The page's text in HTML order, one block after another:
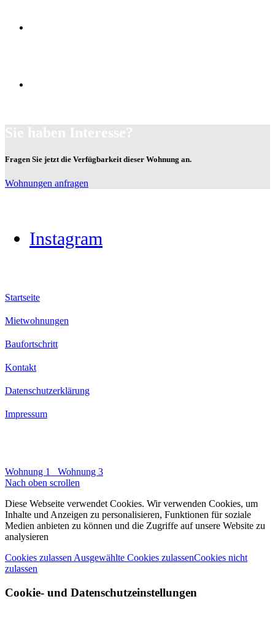
Fragen Sie jetzt die Verfügbarkeit dieser Wohnung an.
Wohnungen anfragen
Instagram
Startseite
Mietwohnungen
Baufortschritt
Kontakt
Datenschutzerklärung
Impressum
Wohnung 1
Wohnung 3
Nach oben scrollen
Diese Webseite verwendet Cookies. Wir verwenden Cookies, um
Inhalte und Anzeigen zu personalisieren, Funktionen für soziale
Medien anbieten zu können und die Zugriffe auf unsere Website zu
analysieren
Cookies zulassen Ausgewählte Cookies zulassenCookies nicht
zulassen
Cookie- und Datenschutzeinstellungen